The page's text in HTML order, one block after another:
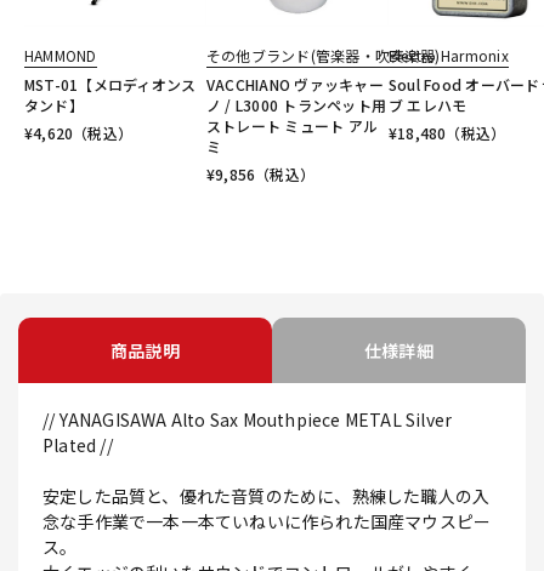
HAMMOND
MST-01【メロディオンス
タンド】
¥4,620 （税込）
その他ブランド(管楽器・吹奏楽器)
VACCHIANO ヴァッキャー
ノ / L3000 トランペット用
ストレート ミュート アル
ミ
¥9,856 （税込）
Electro Harmonix
Soul Food オーバード
ブ エレハモ
¥18,480 （税込）
商品説明 仕様詳細
// YANAGISAWA Alto Sax Mouthpiece METAL Silver
Plated //
安定した品質と、優れた音質のために、熟練した職人の入
念な手作業で一本一本ていねいに作られた国産マウスピー
ス。